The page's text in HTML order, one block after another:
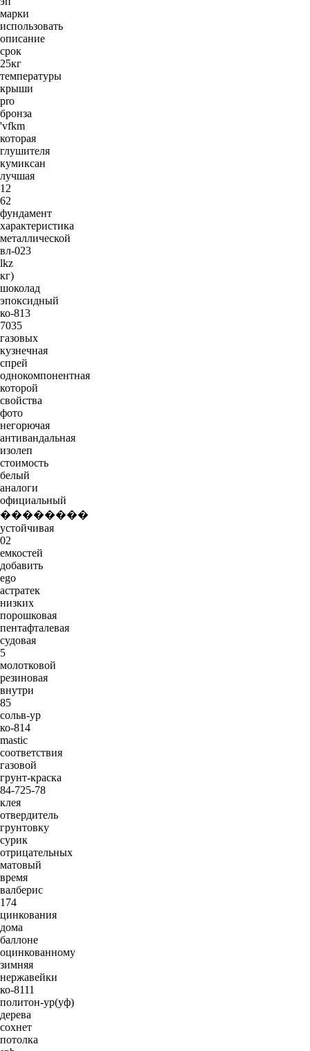
марки
использовать
описание
срок
25кг
температуры
крыши
pro
бронза
'vfkm
которая
глушителя
кумиксан
лучшая
12
62
фундамент
характеристика
металлической
вл-023
lkz
кг)
шоколад
эпоксидный
ко-813
7035
газовых
кузнечная
спрей
однокомпонентная
которой
свойства
фото
негорючая
антивандальная
изолеп
стоимость
белый
аналоги
официальный
��������
устойчивая
02
емкостей
добавить
ego
астратек
низких
порошковая
пентафталевая
судовая
5
молотковой
резиновая
внутри
85
сольв-ур
ко-814
mastic
соответствия
газовой
грунт-краска
84-725-78
клея
отвердитель
грунтовку
сурик
отрицательных
матовый
время
валберис
174
цинкования
дома
баллоне
оцинкованному
зимняя
нержавейки
ко-8111
политон-ур(уф)
дерева
сохнет
потолка